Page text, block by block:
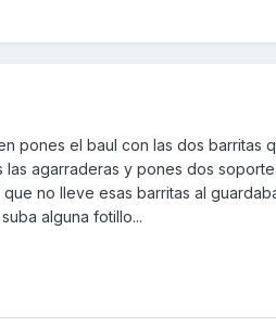
pones el baul con las dos barritas
agarraderas y pones dos
no lleve esas barritas al
alguna fotillo...